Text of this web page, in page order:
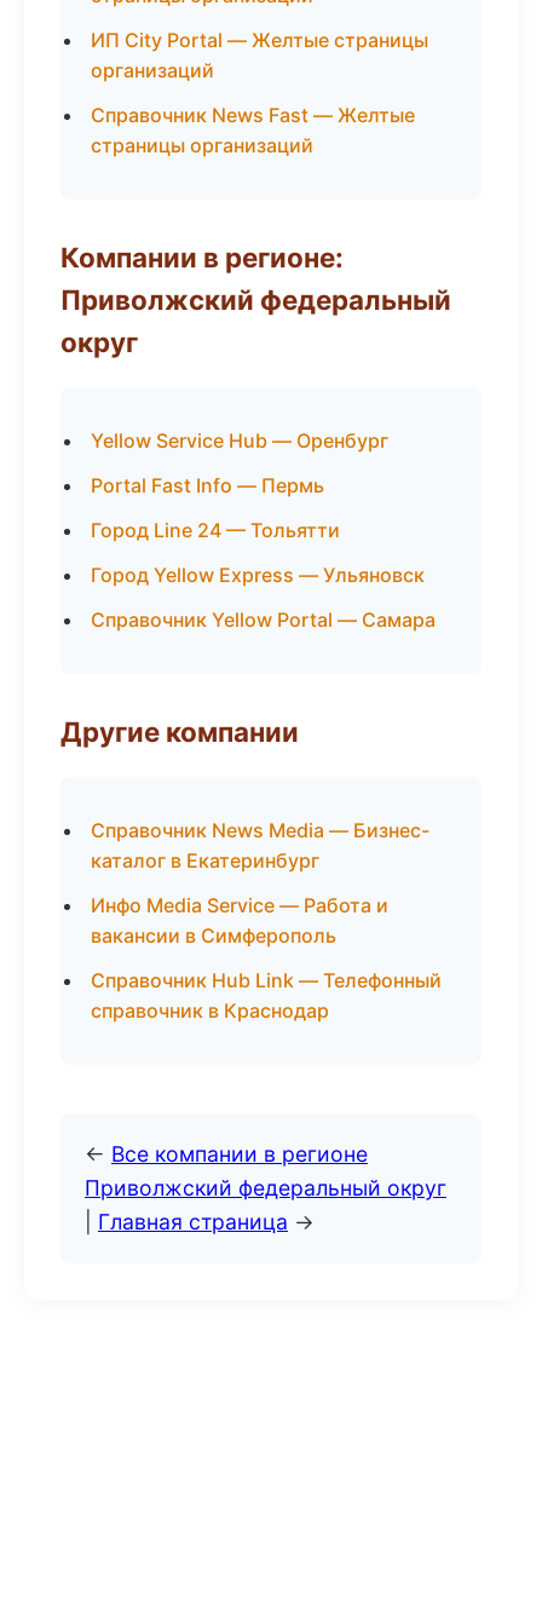
ИП City Portal — Желтые страницы
организаций
Справочник News Fast — Желтые
страницы организаций
Компании в регионе:
Приволжский федеральный
округ
Yellow Service Hub — Оренбург
Portal Fast Info — Пермь
Город Line 24 — Тольятти
Город Yellow Express — Ульяновск
Справочник Yellow Portal — Самара
Другие компании
Справочник News Media — Бизнес-
каталог в Екатеринбург
Инфо Media Service — Работа и
вакансии в Симферополь
Справочник Hub Link — Телефонный
справочник в Краснодар
← Все компании в регионе
Приволжский федеральный округ
Главная страница →